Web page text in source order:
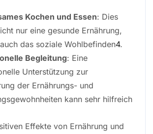
Kochen und Essen: Dies
nur eine gesunde Ernährung,
das soziale Wohlbefinden4.
Begleitung: Eine
Unterstützung zur
der Ernährungs- und
kann sehr hilfreich
Effekte von Ernährung und